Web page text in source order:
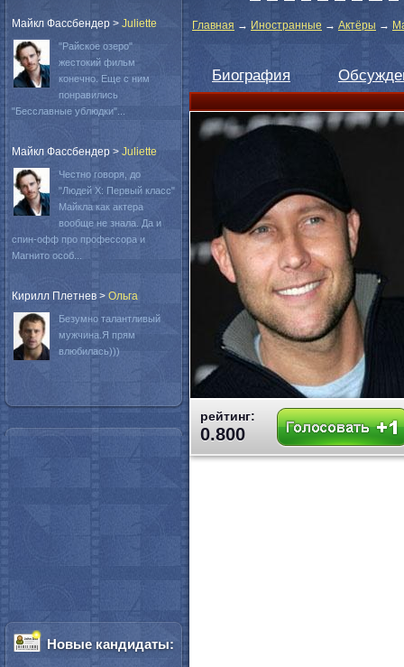
Главная → Иностранные → Актёры →
Биография
рейтинг:
0.800
Майкл Фассбендер > Juliette
"Райское озеро"
жестокий фильм
конечно. Еще с ним
понравились
"Бесславные ублюдки"...
Майкл Фассбендер > Juliette
Честно говоря, до
"Людей Х: Первый класс"
Майкла как актера
вообще не знала. Да и
спин-офф про профессора и
Магнито особ...
Кирилл Плетнев > Oльга
Безумно талантливый
мужчина.Я прям
влюбилась)))
Новые кандидаты: